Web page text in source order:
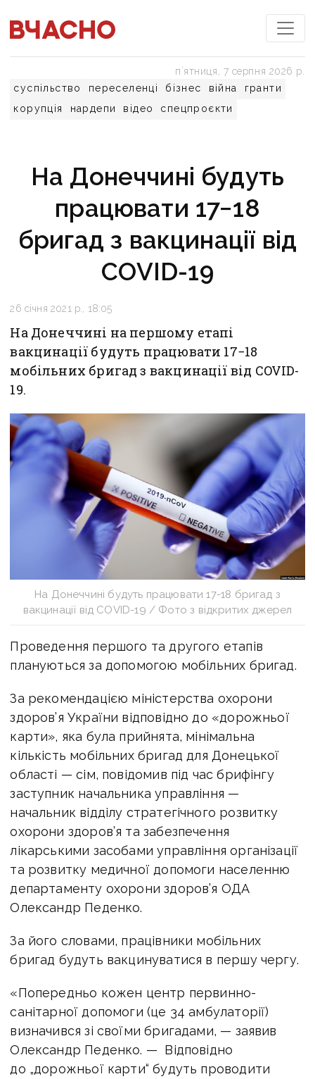
суспільство переселенці бізнес війна
гранти
корупція
нардепи відео спецпроєкти
пʼятниця, 7 серпня 2026 р.
На Донеччині будуть
працювати 17−18
бригад з вакцинації від
COVID-19
26 січня 2021 р., 18:05
На Донеччині на першому етапі
вакцинації будуть працювати 17−18
мобільних бригад з вакцинації від COVID-
19.
На Донеччині будуть працювати 17-18 бригад з
вакцинації від COVID-19 / Фото з відкритих джерел
Проведення першого та другого етапів
плануються за допомогою мобільних бригад.
За рекомендацією міністерства охорони
здоров’я України відповідно до «дорожньої
карти», яка була прийнята, мінімальна
кількість мобільних бригад для Донецької
області — сім, повідомив під час брифінгу
заступник начальника управління —
начальник відділу стратегічного розвитку
охорони здоров’я та забезпечення
лікарськими засобами управління організації
та розвитку медичної допомоги населенню
департаменту охорони здоров’я ОДА
Олександр Педенко.
За його словами, працівники мобільних
бригад будуть вакцинуватися в першу чергу.
«Попередньо кожен центр первинно-
санітарної допомоги (це 34 амбулаторії)
визначився зі своїми бригадами, — заявив
Олександр Педенко. — Відповідно
до „дорожньої карти“ будуть проводити